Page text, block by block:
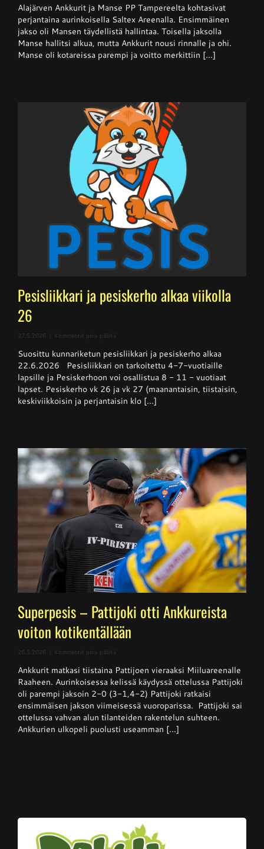
–
Ankkurit
nappasi
pisteen
hallitsevalta
mestarilta
Alajärven Ankkurit ja Manse PP Tampereelta kohtasivat
perjantaina aurinkoisella Saltex Areenalla. Ensimmäinen
jakso oli Mansen täydellistä hallintaa. Toisella jaksolla
Manse hallitsi alkua, mutta Ankkurit nousi rinnalle ja ohi.
Manse oli kotareissa parempi ja voitto merkittiin [...]
Pesisliikkari ja pesiskerho alkaa viikolla
26
27.5.2026 Kommentit pois päältä
ja
pesiskerho
alkaa
viikolla
26
Suosittu kunnariketun pesisliikkari ja pesiskerho alkaa
22.6.2026 Pesisliikkari on tarkoitettu 4-7-vuotiaille
lapsille ja Pesiskerhoon voi osallistua 8 - 11 - vuotiaat
lapset. Pesiskerho vk 26 ja vk 27 (maanantaisin, tiistaisin,
keskiviikkoisin ja perjantaisin klo [...]
Superpesis – Pattijoki otti Ankkureista
voiton kotikentällään
26.5.2026 Kommentit pois päältä
–
Pattijoki
otti
Ankkureista
voiton
kotikentällään
Ankkurit matkasi tiistaina Pattijoen vieraaksi Miiluareenalle
Raaheen. Aurinkoisessa kelissä käydyssä ottelussa Pattijoki
oli parempi jaksoin 2-0 (3-1,4-2) Pattijoki ratkaisi
ensimmäisen jakson viimeisessä vuoroparissa. Pattijoki sai
ottelussa vahvan alun tilanteiden rakentelun suhteen.
Ankkurien ulkopeli puolusti useamman [...]